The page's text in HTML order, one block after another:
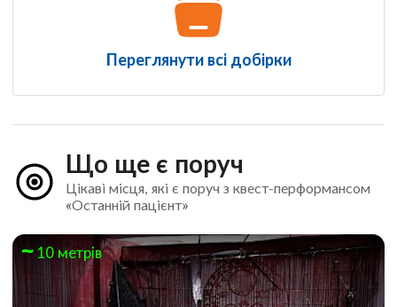
Переглянути всі добірки
Що ще є поруч
Цікаві місця, які є поруч з квест-перформансом
«Останній пацієнт»
10 метрів